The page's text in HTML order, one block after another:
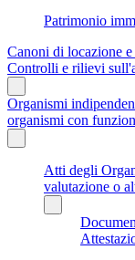
Patrimonio
Canoni di locazione
Controlli e rilievi
Organismi
organismi con
Atti degli
valutazione o